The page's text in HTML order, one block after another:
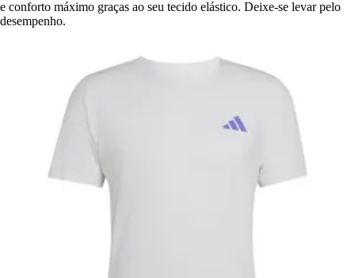
e conforto máximo graças ao seu tecido elástico. Deixe-se levar pelo
desempenho.